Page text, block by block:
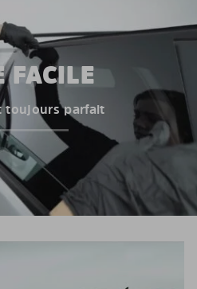
FACILE
toujours parfait